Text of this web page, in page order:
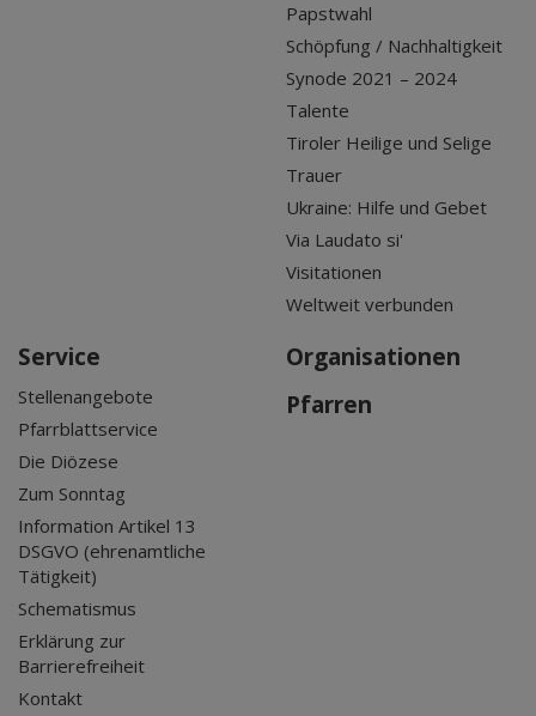
Papstwahl
Schöpfung / Nachhaltigkeit
Synode 2021 – 2024
Talente
Tiroler Heilige und Selige
Trauer
Ukraine: Hilfe und Gebet
Via Laudato si'
Visitationen
Weltweit verbunden
Service
Stellenangebote
Pfarrblattservice
Die Diözese
Zum Sonntag
Information Artikel 13
DSGVO (ehrenamtliche
Tätigkeit)
Schematismus
Erklärung zur
Barrierefreiheit
Kontakt
Organisationen
Pfarren